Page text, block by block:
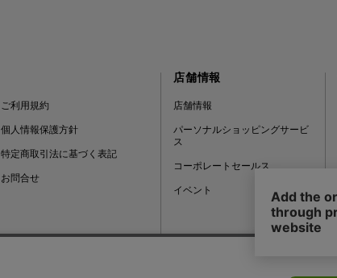
ご利用規約
個人情報保護方針
特定商取引法に基づく表記
お問合せ
店舗情報
店舗情報
パーソナルショッピングサービ
ス
コーポレートセールス
イベント